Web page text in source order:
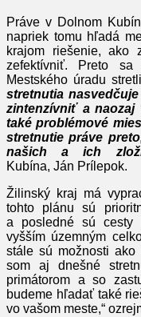
Práve v Dolnom
napriek tomu hľadá
krajom riešenie, ako
zefektívniť. Preto
Mestského úradu
stretnutia
zintenzívniť a naozaj
také problémové
stretnutie práve
našich a ich
Kubína, Ján Prílepok.
Žilinský kraj má
tohto plánu sú
a posledné sú cesty
vyšším územným
stále sú možnosti ako
som aj dnešné
primátorom a so
budeme hľadať také
vo vašom meste,“